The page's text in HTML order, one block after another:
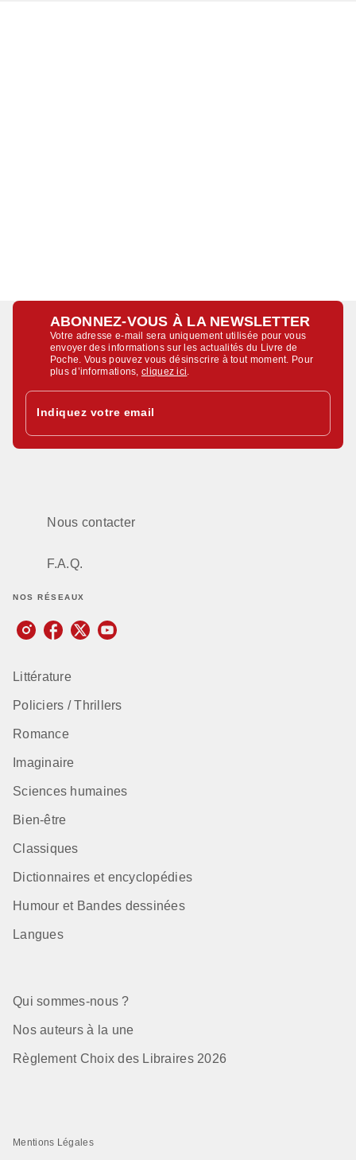
ABONNEZ-VOUS À LA NEWSLETTER
Votre adresse e-mail sera uniquement utilisée pour vous
envoyer des informations sur les actualités du Livre de
Poche. Vous pouvez vous désinscrire à tout moment. Pour
plus d’informations,cliquez ici
Indiquez votre email
Nous contacter
F.A.Q.
NOS RÉSEAUX
Littérature
Policiers / Thrillers
Romance
Imaginaire
Sciences humaines
Bien-être
Classiques
Dictionnaires et encyclopédies
Humour et Bandes dessinées
Langues
Qui sommes-nous ?
Nos auteurs à la une
Règlement Choix des Libraires 2026
Mentions Légales